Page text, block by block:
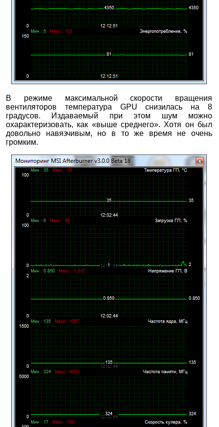
В режиме максимальной скорости вращения
вентиляторов температура GPU снизилась на 8
градусов. Издаваемый при этом шум можно
охарактеризовать, как «выше среднего». Хотя он был
довольно навязчивым, но в то же время не очень
громким.